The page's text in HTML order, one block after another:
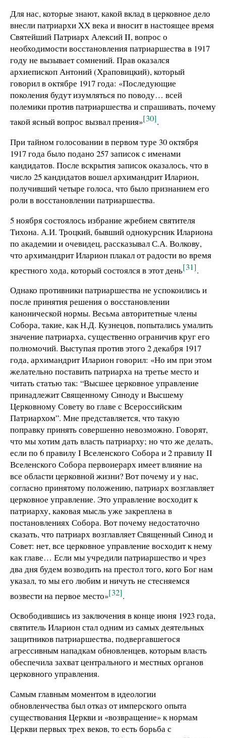
Для нас, которые знают, какой вклад в церковное дело
внесли патриархи XX века и вносит в настоящее время
Святейший Патриарх Алексий II, вопрос о
необходимости восстановления патриаршества в 1917
году не вызывает сомнений. Прав оказался
архиепископ Антоний (Храповицкий), который
говорил в октябре 1917 года: «Последующие
поколения будут изумляться по поводу… всей
полемики против патриаршества и спрашивать, почему
такой ясный вопрос вызвал прения»[30].
При тайном голосовании в первом туре 30 октября
1917 года было подано 257 записок с именами
кандидатов. После вскрытия записок оказалось, что в
число 25 кандидатов вошел архимандрит Иларион,
получивший четыре голоса, что было признанием его
роли в восстановлении патриаршества.
5 ноября состоялось избрание жребием святителя
Тихона. А.И. Троцкий, бывший однокурсник Илариона
по академии и очевидец, рассказывал С.А. Волкову,
что архимандрит Иларион плакал от радости во время
крестного хода, который состоялся в этот день[31].
Однако противники патриаршества не успокоились и
после принятия решения о восстановлении
канонической нормы. Весьма авторитетные члены
Собора, такие, как Н.Д. Кузнецов, попытались умалить
значение патриарха, существенно ограничив круг его
полномочий. Выступая против этого 2 декабря 1917
года, архимандрит Иларион говорил: «Но им при этом
желательно поставить патриарха на третье место и
читать статью так: “Высшее церковное управление
принадлежит Священному Синоду и Высшему
Церковному Совету во главе с Всероссийским
Патриархом”. Мне представляется, что такую
поправку принять совершенно невозможно. Говорят,
что мы хотим дать власть патриарху; но что же делать,
если по 6 правилу I Вселенского Собора и 2 правилу II
Вселенского Собора первоиерарх имеет влияние на
все области церковной жизни? Вот почему и у нас,
согласно принятому положению, патриарх возглавляет
церковное управление. Это управление восходит к
патриарху, каковая мысль уже закреплена в
постановлениях Собора. Вот почему недостаточно
сказать, что патриарх возглавляет Священный Синод и
Совет: нет, все церковное управление восходит к нему
как главе… Если мы учредили патриаршество и чрез
два дня будем возводить на престол того, кого Бог нам
указал, то мы его любим и ничуть не стесняемся
возвести на первое место»[32].
Освободившись из заключения в конце июня 1923 года,
святитель Иларион стал одним из самых деятельных
защитников патриаршества, подвергавшегося
агрессивным нападкам обновленцев, которым власть
обеспечила захват центрального и местных органов
церковного управления.
Самым главным моментом в идеологии
обновленчества был отказ от имперского опыта
существования Церкви и «возвращение» к нормам
Церкви первых трех веков, то есть борьба с